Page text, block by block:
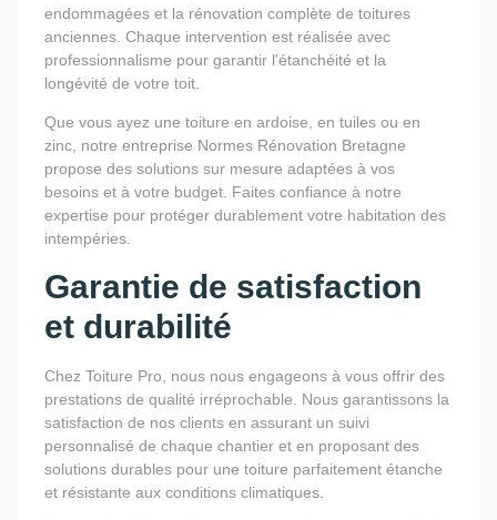
endommagées et la rénovation complète de toitures
anciennes. Chaque intervention est réalisée avec
professionnalisme pour garantir l'étanchéité et la
longévité de votre toit.
Que vous ayez une toiture en ardoise, en tuiles ou en
zinc, notre entreprise Normes Rénovation Bretagne
propose des solutions sur mesure adaptées à vos
besoins et à votre budget. Faites confiance à notre
expertise pour protéger durablement votre habitation des
intempéries.
Garantie de satisfaction
et durabilité
Chez Toiture Pro, nous nous engageons à vous offrir des
prestations de qualité irréprochable. Nous garantissons la
satisfaction de nos clients en assurant un suivi
personnalisé de chaque chantier et en proposant des
solutions durables pour une toiture parfaitement étanche
et résistante aux conditions climatiques.